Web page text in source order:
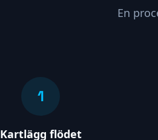
En
1
Kartlägg flödet